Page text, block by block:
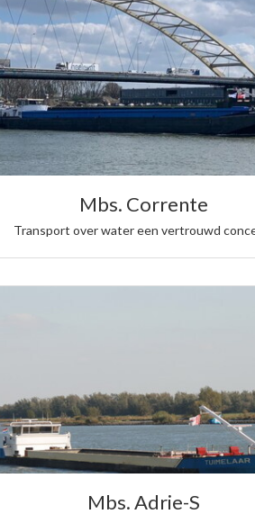
Mbs. Corrente
Transport over water een vertrouwd
Mbs. Adrie-S